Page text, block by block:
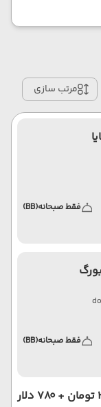
مرتب سازی
فقط صبحانه(BB)
فقط صبحانه(BB)